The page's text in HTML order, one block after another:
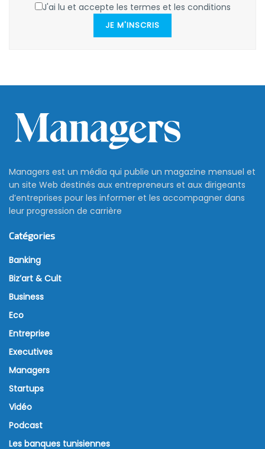
J'ai lu et accepte les termes et les conditions
JE M'INSCRIS
Managers est un média qui publie un magazine mensuel et
un site Web destinés aux entrepreneurs et aux dirigeants
d’entreprises pour les informer et les accompagner dans
leur progression de carrière
Catégories
Banking
Biz’art & Cult
Business
Eco
Entreprise
Executives
Managers
Startups
Vidéo
Podcast
Les banques tunisiennes